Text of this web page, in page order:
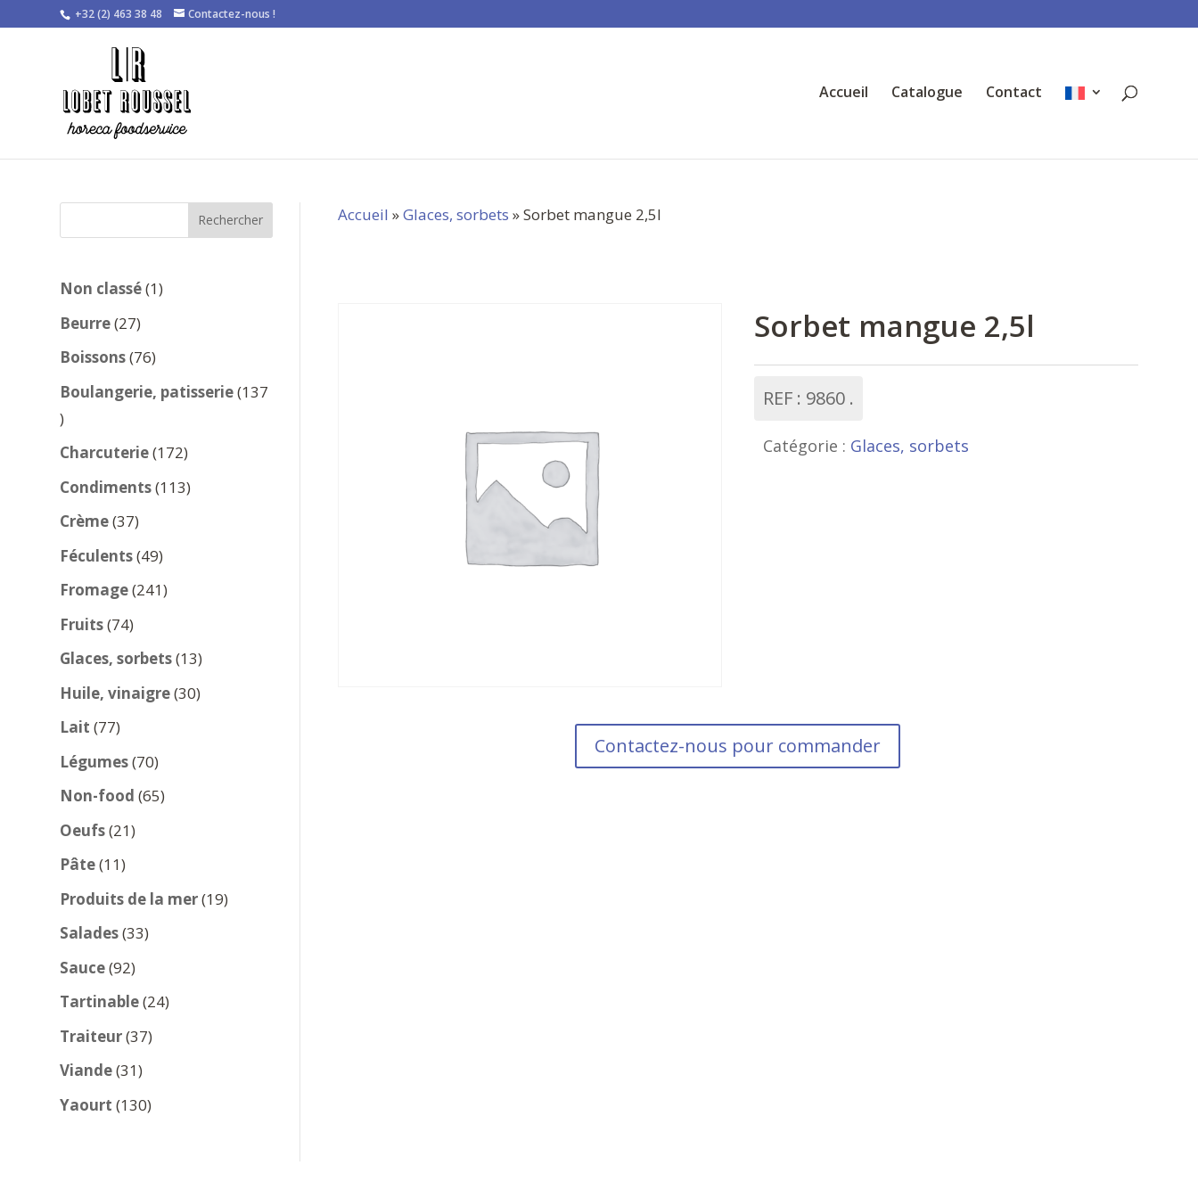
+32 (2) 463 38 48 Contactez-nous !
Accueil Catalogue Contact
Rechercher
Non classé 11
Beurre 2727
produits
Boissons 7676
produits
Boulangerie, patisserie 137
137
produits
Charcuterie 172172
produits
Condiments 113113
Crème 3737
produits
Féculents 4949
produits
Fromage 241241
Fruits 7474
produits
Glaces, sorbets 1313
produits
Huile, vinaigre 3030
Lait 7777
produits
Légumes 7070
produits
Non-food 6565
Oeufs 2121
Pâte 1111
produits
Produits de la mer 1919
Salades 3333
Sauce 9292
produits
Tartinable 2424
Traiteur 3737
Viande 3131
produits
Yaourt 130130
Accueil »Glaces, sorbets » Sorbet mangue 2,5l
Sorbet mangue 2,5l
REF : 9860
Catégorie : Glaces, sorbets
Contactez-nous pour commander